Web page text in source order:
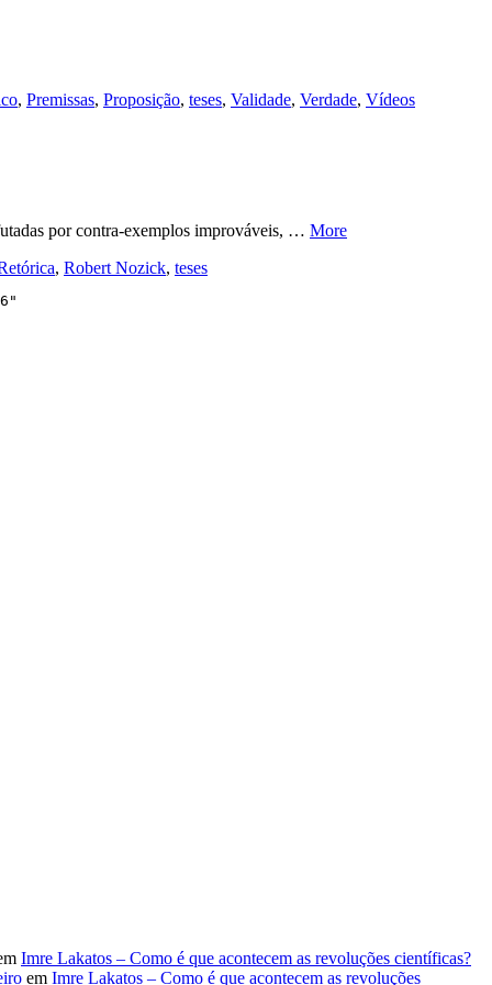
, Premissas, Proposição, teses, Validade, Verdade, Vídeos
por contra-exemplos improváveis, … More
, Robert Nozick, teses
Imre Lakatos – Como é que acontecem as revoluções científicas?
em Imre Lakatos – Como é que acontecem as revoluções